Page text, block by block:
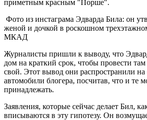
приметным красным "Порше".
Фото из инстаграма Эдварда Била: он
женой и дочкой в роскошном
МКАД
Журналисты пришли к выводу, что
дом на краткий срок, чтобы провести
свой. Этот вывод они распространили
автомобили блогера, посчитав, что и те
принадлежать.
Заявления, которые сейчас делает Бил,
вписываются в эту гипотезу. Он